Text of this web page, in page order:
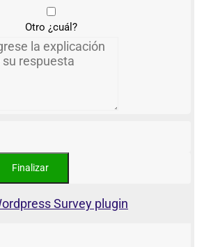
Otro ¿cuál?
Survey plugin